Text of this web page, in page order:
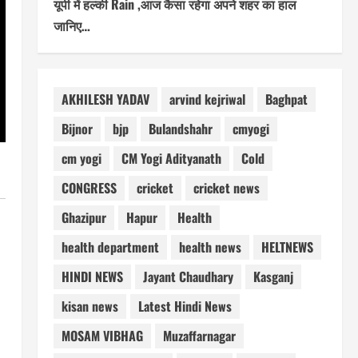
जानिए…
AKHILESH YADAV arvind kejriwal
Baghpat
Bijnor
bjp Bulandshahr
cmyogi
cm yogi
CM Yogi Adityanath
Cold
CONGRESS
cricket
cricket news
Ghazipur
Hapur
Health
health department
health news
HELTNEWS
HINDI NEWS
Jayant Chaudhary
Kasganj
kisan news
Latest Hindi News
MOSAM VIBHAG
Muzaffarnagar